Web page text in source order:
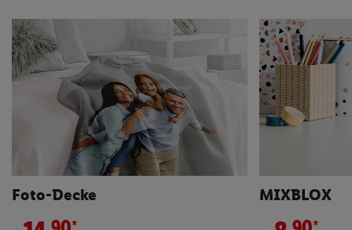
Foto-Decke
*
MIXBLOX
*